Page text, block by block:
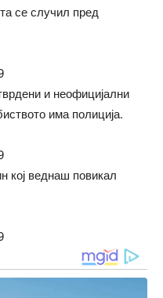
се случил пред
и неофицијални
има полиција.
кој веднаш повикал